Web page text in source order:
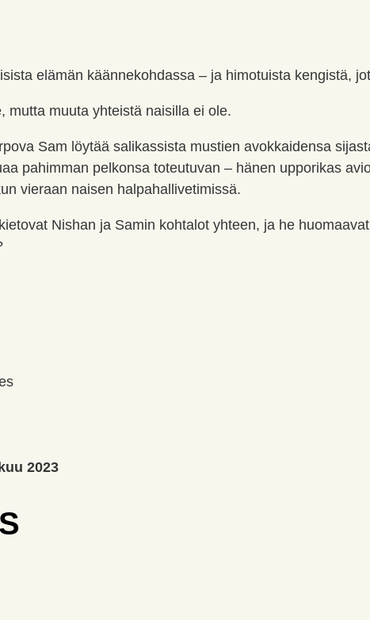
elämän käännekohdassa – ja himotuista kengistä,
mutta muuta yhteistä naisilla ei ole.
Sam löytää salikassista mustien avokkaidensa
pahimman pelkonsa toteutuvan – hänen upporikas
vieraan naisen halpahallivetimissä.
Nishan ja Samin kohtalot yhteen, ja he
2023